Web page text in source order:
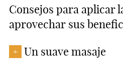
Consejos para aplicar
aprovechar sus
+ Un suave masaje